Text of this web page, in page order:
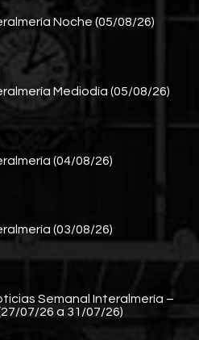
Noche (05/08/26)
Mediodía (05/08/26)
(04/08/26)
(03/08/26)
Semanal Interalmería –
07/26 a 31/07/26)